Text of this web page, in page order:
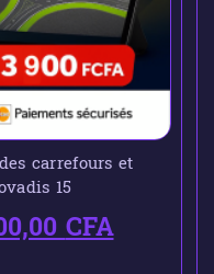
carrefours et
15
CFA